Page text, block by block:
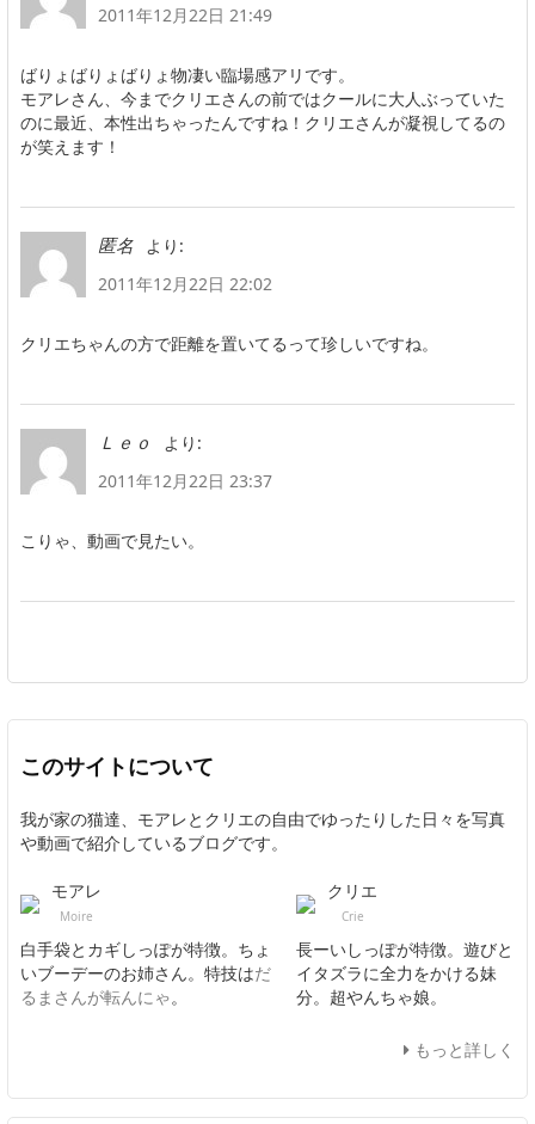
2011年12月22日 21:49
ばりょばりょばりょ物凄い臨場感アリです。
モアレさん、今までクリエさんの前ではクールに大人ぶっていた
のに最近、本性出ちゃったんですね！クリエさんが凝視してるの
が笑えます！
匿名
より:
2011年12月22日 22:02
クリエちゃんの方で距離を置いてるって珍しいですね。
Ｌｅｏ
より:
2011年12月22日 23:37
こりゃ、動画で見たい。
このサイトについて
我が家の猫達、モアレとクリエの自由でゆったりした日々を写真
や動画で紹介しているブログです。
モアレ
Moire
白手袋とカギしっぽが特徴。ちょ
いブーデーのお姉さん。特技はだ
るまさんが転んにゃ。
クリエ
Crie
長ーいしっぽが特徴。遊びと
イタズラに全力をかける妹
分。超やんちゃ娘。
もっと詳しく